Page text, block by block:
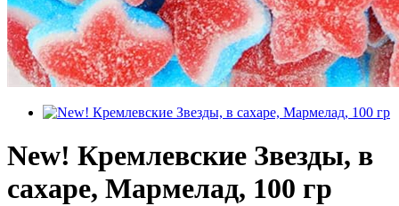
New! Кремлевские Звезды, в
сахаре, Мармелад, 100 гр